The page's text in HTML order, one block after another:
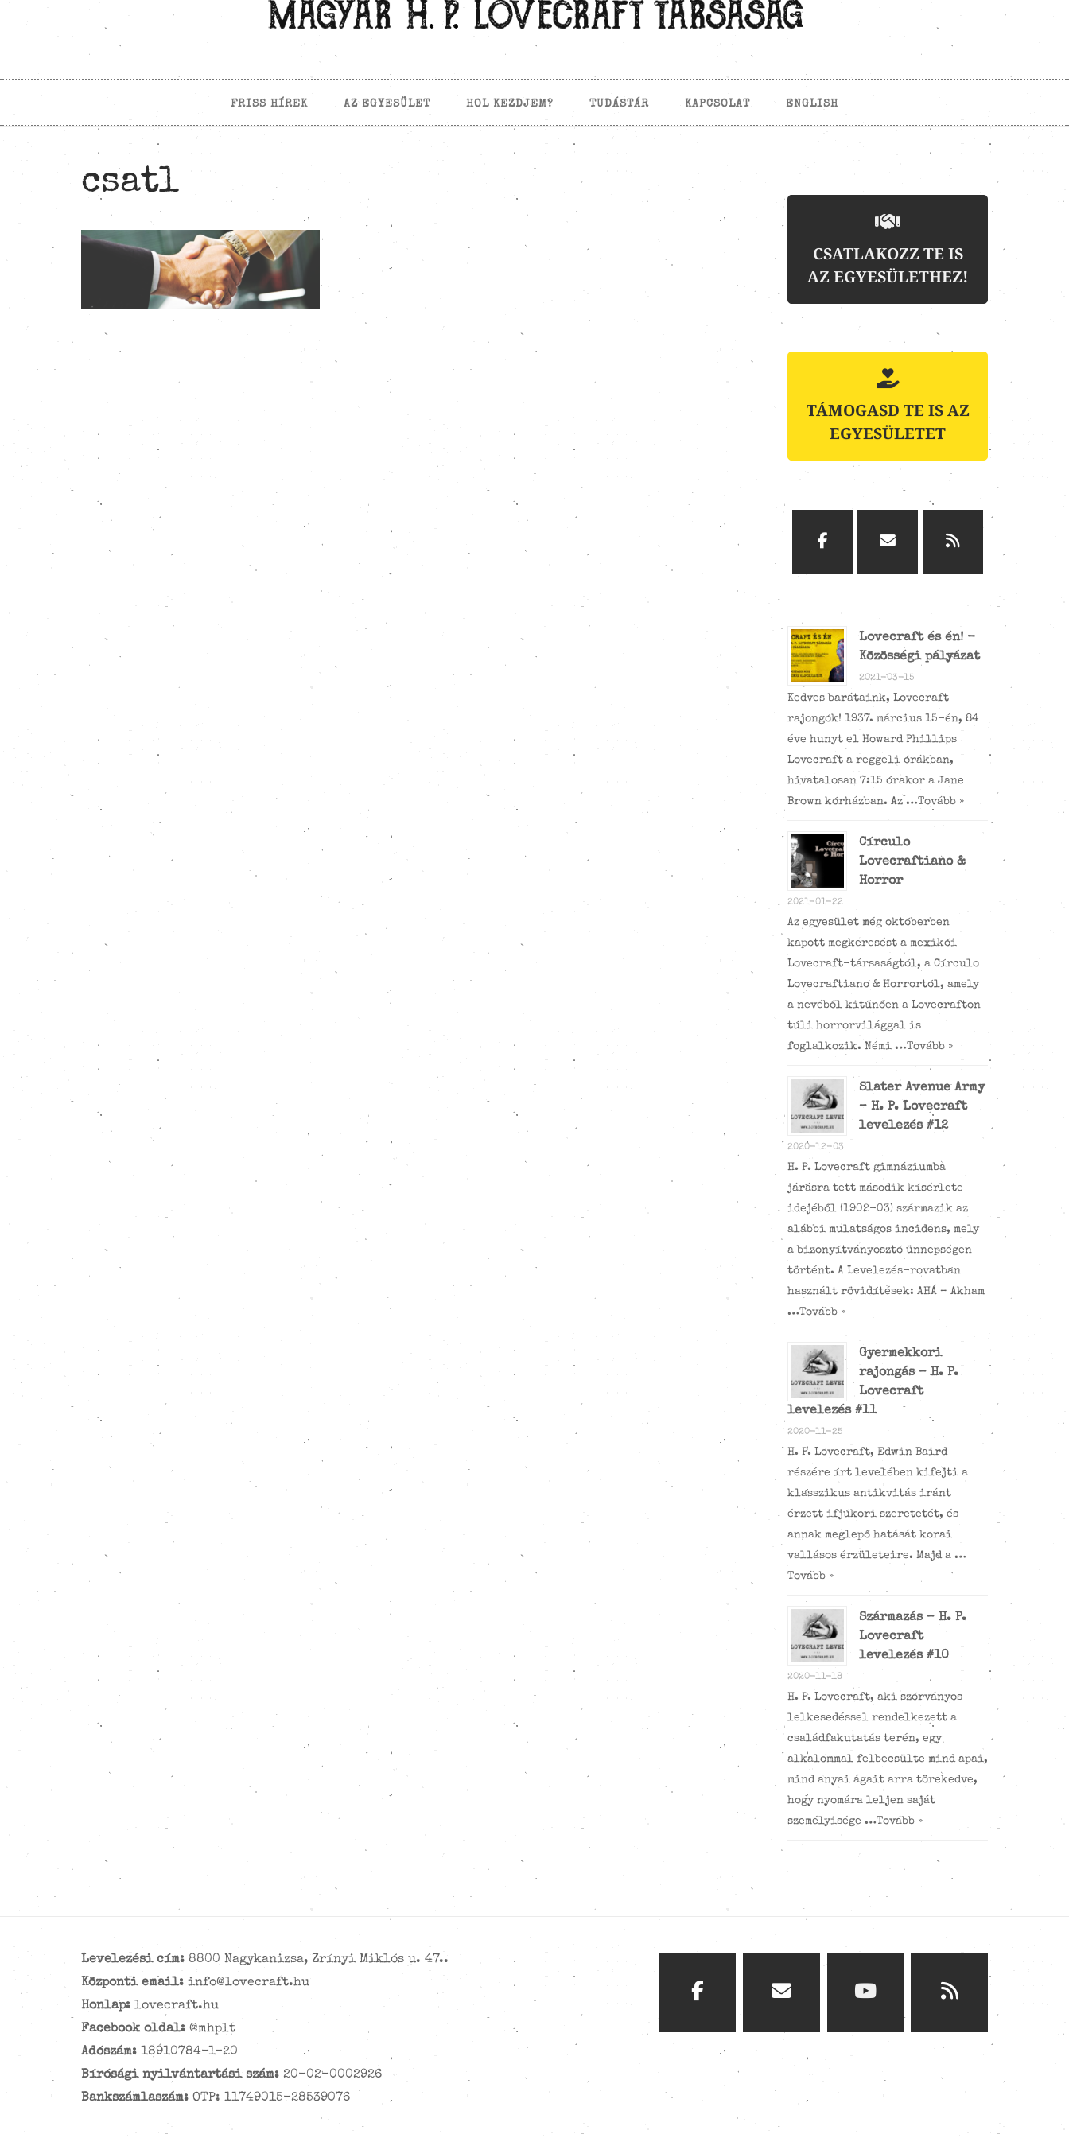
FRISS HÍREK AZ EGYESÜLET HOL KEZDJEM? TUDÁSTÁR KAPCSOLAT ENGLISH
csatl
CSATLAKOZZ TE IS
AZ EGYESÜLETHEZ!
TÁMOGASD TE IS AZ
EGYESÜLETET
Lovecraft és én! -
Közösségi pályázat
2021-03-15
Kedves barátaink, Lovecraft
rajongók! 1937. március 15-én, 84
éve hunyt el Howard Phillips
Lovecraft a reggeli órákban,
hivatalosan 7:15 órakor a Jane
Brown kórházban. Az …Tovább »
Círculo
Lovecraftiano &
Horror
2021-01-22
Az egyesület még októberben
kapott megkeresést a mexikói
Lovecraft-társaságtól, a Círculo
Lovecraftiano & Horrortól, amely
a nevéből kitűnően a Lovecrafton
túli horrorvilággal is
foglalkozik. Némi …Tovább »
Slater Avenue Army
– H. P. Lovecraft
levelezés #12
2020-12-03
H. P. Lovecraft gimnáziumba
járásra tett második kísérlete
idejéből (1902-03) származik az
alábbi mulatságos incidens, mely
a bizonyítványosztó ünnepségen
történt. A Levelezés-rovatban
használt rövidítések: AHÁ – Akham
…Tovább »
Gyermekkori
rajongás – H. P.
Lovecraft
levelezés #11
2020-11-25
H. P. Lovecraft, Edwin Baird
részére írt levelében kifejti a
klasszikus antikvitás iránt
érzett ifjúkori szeretetét, és
annak meglepő hatását korai
vallásos érzületeire. Majd a …
Tovább »
Származás – H. P.
Lovecraft
levelezés #10
2020-11-18
H. P. Lovecraft, aki szórványos
lelkesedéssel rendelkezett a
családfakutatás terén, egy
alkalommal felbecsülte mind apai,
mind anyai ágait arra törekedve,
hogy nyomára leljen saját
személyisége …Tovább »
Levelezési cím: 8800 Nagykanizsa, Zrínyi Miklós u. 47..
Központi email: info@lovecraft.hu
Honlap: lovecraft.hu
Facebook oldal: @mhplt
Adószám: 18910784-1-20
Bírósági nyilvántartási szám: 20-02-0002926
Bankszámlaszám: OTP: 11749015-28539076